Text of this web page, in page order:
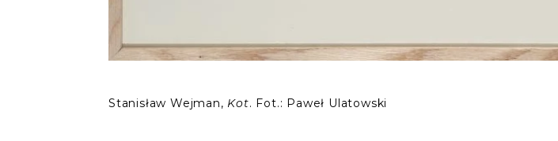
Stanisław Wejman, Kot. Fot.: Paweł Ulatowski